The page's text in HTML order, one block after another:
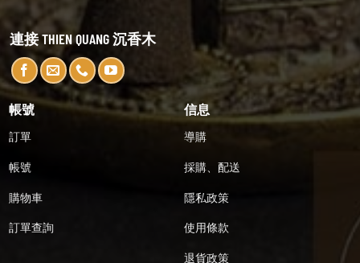
連接 THIEN QUANG 沉香木
帳號
訂單
帳號
購物車
訂單查詢
信息
導購
採購、配送
隱私政策
使用條款
退貨政策